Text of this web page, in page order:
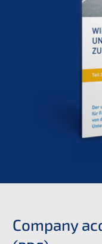
Compa­ny